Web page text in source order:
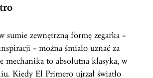
sumie zewnętrzną formę zegarka –
– można śmiało uznać za
mechanika to absolutna klasyka, w
Kiedy El Primero ujrzał światło